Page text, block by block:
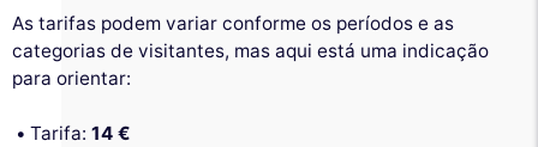
As tarifas podem variar conforme os períodos e as
categorias de visitantes, mas aqui está uma indicação
para orientar:
Tarifa:14 €